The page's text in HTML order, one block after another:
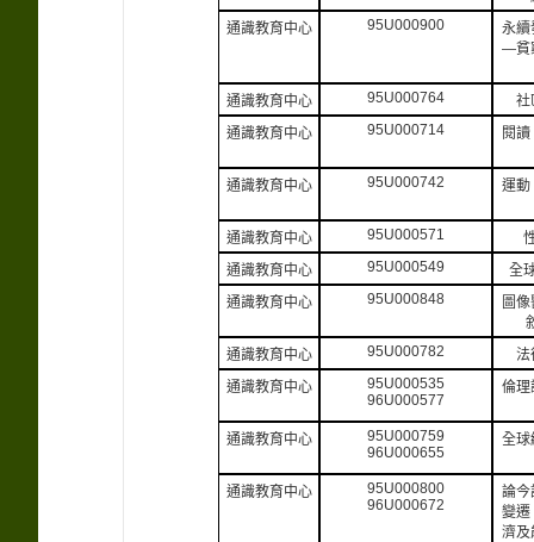
通識教育中心
95U000900
永續
—貧
通識教育中心 95U000764
社
通識教育中心
95U000714 閱
通識教育中心 95U000742 運動
通識教育中心 95U000571
通識教育中心
95U000549
全
通識教育中心
95U000848
圖
通識教育中心
95U000782
法
通識教育中心
95U000535
96U000577
倫理
通識教育中心
95U000759
96U000655
全球
通識教育中心
95U000800
96U000672
論今
變遷
濟及